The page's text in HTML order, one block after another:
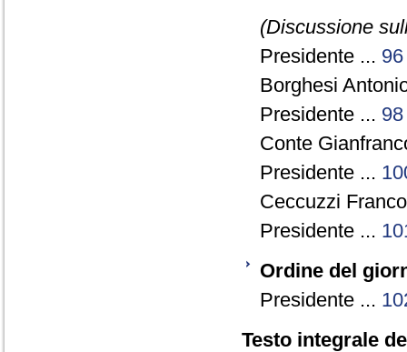
(Discussione
Presidente ... 96
Borghesi
Presidente ... 98
Conte
Presidente ...
Ceccuzzi
Presidente ...
Ordine del
Presidente ...
Testo integrale